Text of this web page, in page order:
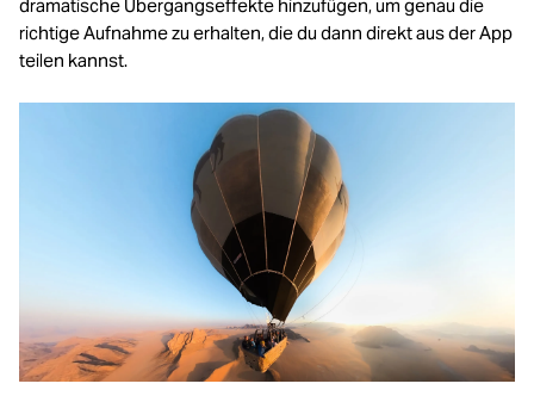
dramatische Übergangseffekte hinzufügen, um genau die
richtige Aufnahme zu erhalten, die du dann direkt aus der App
teilen kannst.